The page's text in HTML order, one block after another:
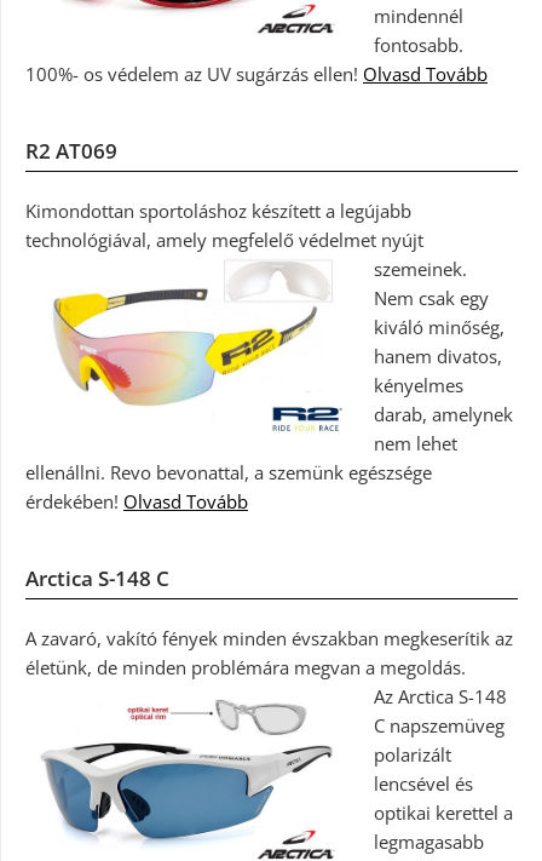
mindennél
fontosabb.
100%- os védelem az UV sugárzás ellen! Olvasd Tovább
R2 AT069
Kimondottan sportoláshoz készített a legújabb
technológiával, amely megfelelő védelmet nyújt
szemeinek.
Nem csak egy
kiváló minőség,
hanem divatos,
kényelmes
darab, amelynek
nem lehet
ellenállni. Revo bevonattal, a szemünk egészsége
érdekében! Olvasd Tovább
Arctica S-148 C
A zavaró, vakító fények minden évszakban megkeserítik az
életünk, de minden problémára megvan a megoldás.
Az Arctica S-148
C napszemüveg
polarizált
lencsével és
optikai kerettel a
legmagasabb